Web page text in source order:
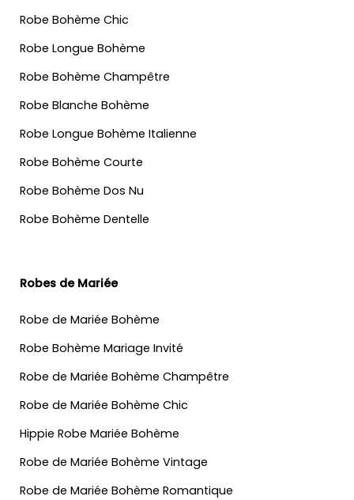
Robe Bohème Chic
Robe Longue Bohème
Robe Bohème Champêtre
Robe Blanche Bohème
Robe Longue Bohème Italienne
Robe Bohème Courte
Robe Bohème Dos Nu
Robe Bohème Dentelle
Robes de Mariée
Robe de Mariée Bohème
Robe Bohème Mariage Invité
Robe de Mariée Bohème Champêtre
Robe de Mariée Bohème Chic
Hippie Robe Mariée Bohème
Robe de Mariée Bohème Vintage
Robe de Mariée Bohème Romantique